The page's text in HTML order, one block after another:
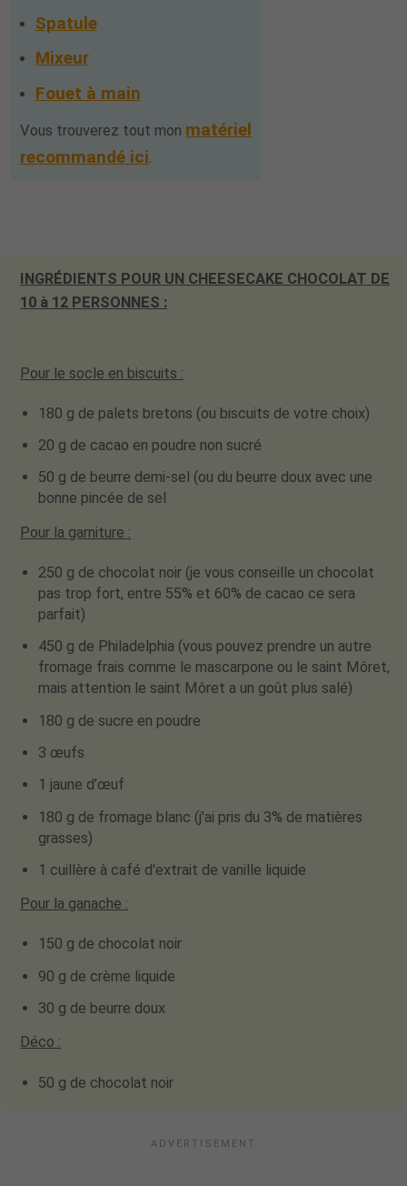
Spatule
Mixeur
Fouet à main
Vous trouverez tout mon matériel
recommandé ici.
INGRÉDIENTS POUR UN CHEESECAKE CHOCOLAT DE
10 à 12 PERSONNES :
Pour le socle en biscuits :
180 g de palets bretons (ou biscuits de votre choix)
20 g de cacao en poudre non sucré
50 g de beurre demi-sel (ou du beurre doux avec une
bonne pincée de sel
Pour la garniture :
250 g de chocolat noir (je vous conseille un chocolat
pas trop fort, entre 55% et 60% de cacao ce sera
parfait)
450 g de Philadelphia (vous pouvez prendre un autre
fromage frais comme le mascarpone ou le saint Môret,
mais attention le saint Môret a un goût plus salé)
180 g de sucre en poudre
3 œufs
1 jaune d’œuf
180 g de fromage blanc (j'ai pris du 3% de matières
grasses)
1 cuillère à café d'extrait de vanille liquide
Pour la ganache :
150 g de chocolat noir
90 g de crème liquide
30 g de beurre doux
Déco :
50 g de chocolat noir